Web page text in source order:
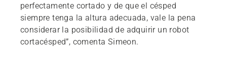
perfectamente cortado y de que el césped
siempre tenga la altura adecuada, vale la pena
considerar la posibilidad de adquirir un robot
cortacésped”, comenta Simeon.